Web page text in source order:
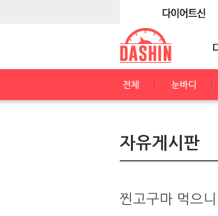
전체 눈바디
자유게시판
찐고구마 먹으